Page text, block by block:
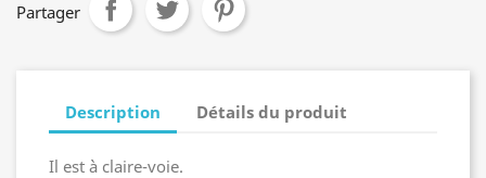
Partager
Description Détails du produit
Il est à claire-voie.